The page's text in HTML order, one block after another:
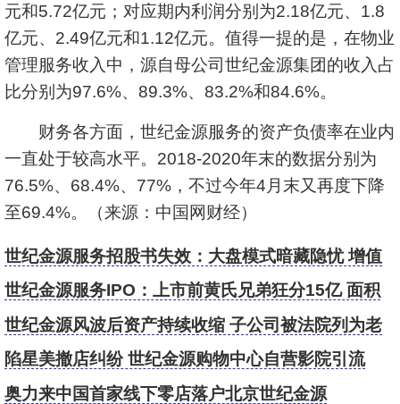
元和5.72亿元；对应期内利润分别为2.18亿元、1.8
亿元、2.49亿元和1.12亿元。值得一提的是，在物业
管理服务收入中，源自母公司世纪金源集团的收入占
比分别为97.6%、89.3%、83.2%和84.6%。
财务各方面，世纪金源服务的资产负债率在业内
一直处于较高水平。2018-2020年末的数据分别为
76.5%、68.4%、77%，不过今年4月末又再度下降
至69.4%。（来源：中国网财经）
世纪金源服务招股书失效：大盘模式暗藏隐忧 增值
服务停滞不前
世纪金源服务IPO：上市前黄氏兄弟狂分15亿 面积
储备率仅0.07
世纪金源风波后资产持续收缩 子公司被法院列为老
赖
陷星美撤店纠纷 世纪金源购物中心自营影院引流
奥力来中国首家线下零店落户北京世纪金源